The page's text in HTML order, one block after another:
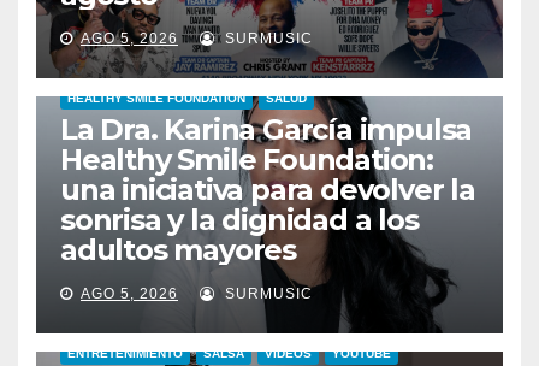
AGO 5, 2026 SURMUSIC
HEALTHY SMILE FOUNDATION SALUD
La Dra. Karina García impulsa
Healthy Smile Foundation:
una iniciativa para devolver la
sonrisa y la dignidad a los
adultos mayores
AGO 5, 2026 SURMUSIC
ENTRETENIMIENTO SALSA VIDEOS YOUTUBE